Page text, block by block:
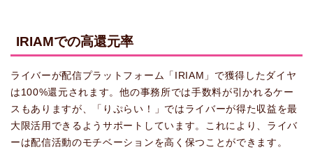
IRIAMでの高還元率
ライバーが配信プラットフォーム「IRIAM」で獲得したダイヤ
は100%還元されます。他の事務所では手数料が引かれるケー
スもありますが、「りぷらい！」ではライバーが得た収益を最
大限活用できるようサポートしています。これにより、ライバ
ーは配信活動のモチベーションを高く保つことができます。